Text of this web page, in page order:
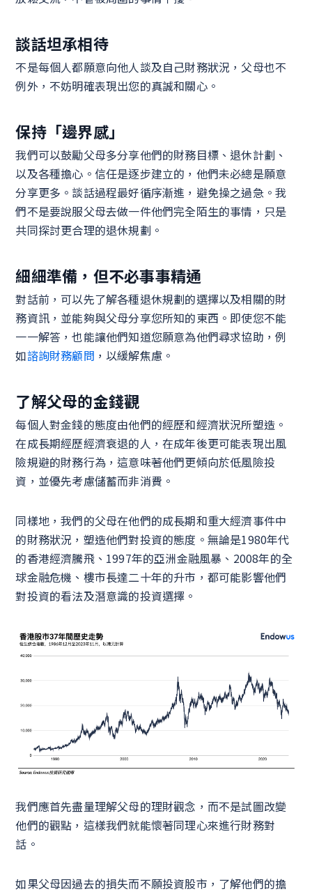
談話坦承相待
不是每個人都願意向他人談及自己財務狀況，父母也不
例外，不妨明確表現出您的真誠和關心。
保持「邊界感」
我們可以鼓勵父母多分享他們的財務目標、退休計劃、
以及各種擔心。信任是逐步建立的，他們未必總是願意
分享更多。談話過程最好循序漸進，避免操之過急。我
們不是要說服父母去做一件他們完全陌生的事情，只是
共同探討更合理的退休規劃。
細細準備，但不必事事精通
對話前，可以先了解各種退休規劃的選擇以及相關的財
務資訊，並能夠與父母分享您所知的東西。即使您不能
一一解答，也能讓他們知道您願意為他們尋求協助，例
如諮詢財務顧問 ，以緩解焦慮。
了解父母的金錢觀
每個人對金錢的態度由他們的經歷和經濟狀況所塑造。
在成長期經歷經濟衰退的人，在成年後更可能表現出風
險規避的財務行為，這意味著他們更傾向於低風險投
資，並優先考慮儲蓄而非消費。
同樣地，我們的父母在他們的成長期和重大經濟事件中
的財務狀況，塑造他們對投資的態度。無論是1980年代
的香港經濟騰飛、1997年的亞洲金融風暴、2008年的全
球金融危機、樓市長達二十年的升市，都可能影響他們
對投資的看法及潛意識的投資選擇。
我們應首先盡量理解父母的理財觀念，而不是試圖改變
他們的觀點，這樣我們就能懷著同理心來進行財務對
話。
如果父母因過去的損失而不願投資股市，了解他們的擔